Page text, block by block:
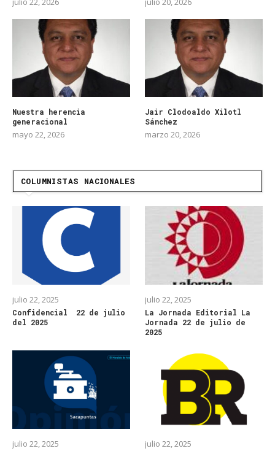
Nuestra herencia
generacional
mayo 22, 2026
Jair Clodoaldo Xilotl
Sánchez
marzo 20, 2026
COLUMNISTAS NACIONALES
julio 22, 2025
Confidencial 22 de julio
del 2025
julio 22, 2025
La Jornada Editorial La
Jornada 22 de julio de
2025
julio 22, 2025 julio 22, 2025